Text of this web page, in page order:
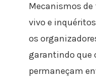
Mecanismos de
vivo e
os
garantindo que
permaneçam